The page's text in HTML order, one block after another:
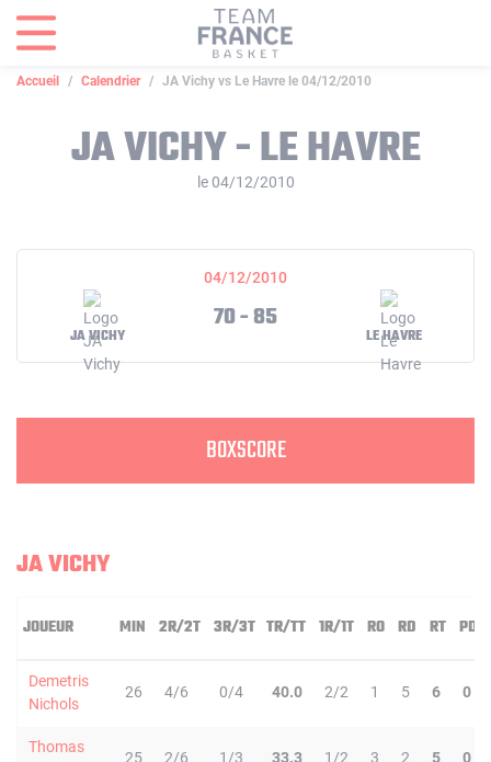
Accueil Calendrier JA Vichy vs Le Havre le 04/12/2010
JA VICHY - LE HAVRE
le 04/12/2010
04/12/2010
JA VICHY
70 - 85
LE HAVRE
BOXSCORE
JA VICHY
JOUEUR MIN 2R/2T 3R/3T TR/TT 1R/1T RO RD RT PD
Demetris
Nichols
26 4/6 0/4 40.0 2/2 1 5 6 0
Thomas
25 2/6 1/3 33.3 1/2 3 2 5 0
Panneau de gestion des cookies